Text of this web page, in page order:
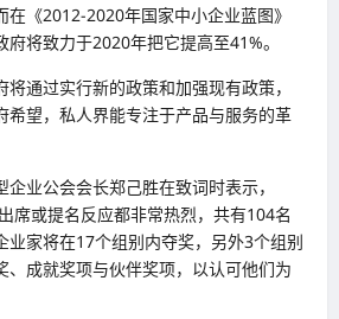
在《2012-2020年国家中小企业蓝图》
将致力于2020年把它提高至41%。
通过实行新的政策和加强现有政策，
希望，私人界能专注于产品与服务的革
业公会会长郑己胜在致词时表示，
席或提名反应都非常热烈，共有104名
业家将在17个组别内夺奖，另外3个组别
、成就奖项与伙伴奖项，以认可他们为